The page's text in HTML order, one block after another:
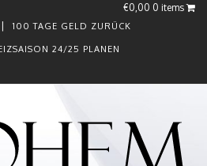
€0,00 0 items
100 TAGE GELD ZURÜCK
24/25 PLANEN